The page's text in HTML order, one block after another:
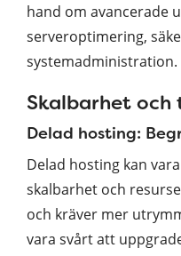
hand om avancerade
serveroptimering,
systemadministration.
Skalbarhet
Delad hosting:
Delad hosting kan
skalbarhet och
och kräver mer
vara svårt att